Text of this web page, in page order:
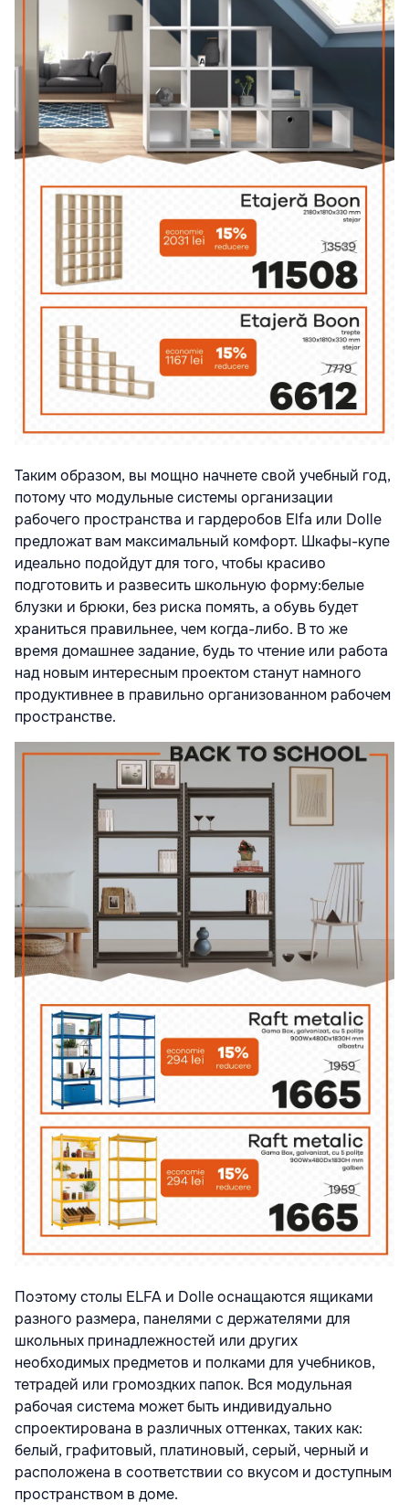
Таким образом, вы мощно начнете свой учебный год,
потому что модульные системы организации
рабочего пространства и гардеробов Elfa или Dolle
предложат вам максимальный комфорт. Шкафы-купе
идеально подойдут для того, чтобы красиво
подготовить и развесить школьную форму:белые
блузки и брюки, без риска помять, а обувь будет
храниться правильнее, чем когда-либо. В то же
время домашнее задание, будь то чтение или работа
над новым интересным проектом станут намного
продуктивнее в правильно организованном рабочем
пространстве.
Поэтому столы ELFA и Dolle оснащаются ящиками
разного размера, панелями с держателями для
школьных принадлежностей или других
необходимых предметов и полками для учебников,
тетрадей или громоздких папок. Вся модульная
рабочая система может быть индивидуально
спроектирована в различных оттенках, таких как:
белый, графитовый, платиновый, серый, черный и
расположена в соответствии со вкусом и доступным
пространством в доме.